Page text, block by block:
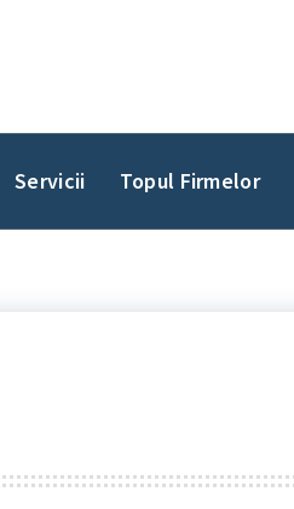
Servicii Topul Firmelor